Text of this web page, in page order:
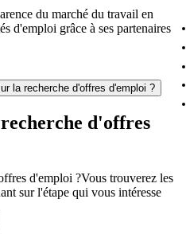
du marché du travail en
d'emploi grâce à ses partenaires
la recherche d'offres d'emploi ?
d'offres
d'emploi ?Vous trouverez les
sur l'étape qui vous intéresse